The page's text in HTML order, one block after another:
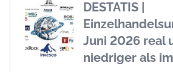
DESTATIS |
Juni 2026 real
niedriger als